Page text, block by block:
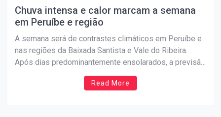
Chuva intensa e calor marcam a semana
em Peruíbe e região
A semana será de contrastes climáticos em Peruíbe e
nas regiões da Baixada Santista e Vale do Ribeira.
Após dias predominantemente ensolarados, a previsão
indica aumento de nebulosidade e chuvas
significativas no final de semana. As temperaturas
Read More